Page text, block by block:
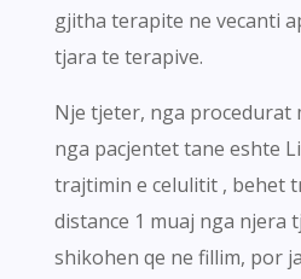
gjitha terapite ne vecanti
tjara te terapive.
Nje tjeter, nga procedurat
nga pacjentet tane eshte
trajtimin e celulitit , behet
distance 1 muaj nga njera
shikohen qe ne fillim, por